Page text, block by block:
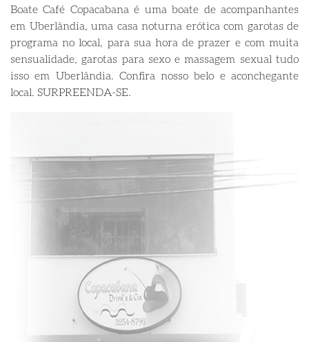
Boate Café Copacabana é uma boate de acompanhantes
em Uberlândia, uma casa noturna erótica com garotas de
programa no local, para sua hora de prazer e com muita
sensualidade, garotas para sexo e massagem sexual tudo
isso em Uberlândia. Confira nosso belo e aconchegante
local. SURPREENDA-SE.